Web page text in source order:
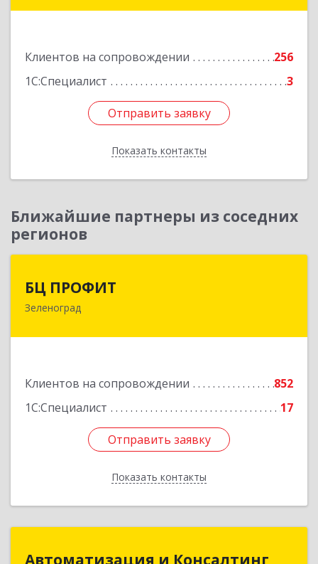
Клиентов на сопровождении
256
1С:Специалист
3
Отправить заявку
Показать контакты
Отправить заявку
Назад
Ближайшие партнеры из соседних
регионов
БЦ ПРОФИТ
Зеленоград
Клиентов на сопровождении
852
1С:Специалист
17
Отправить заявку
Показать контакты
124482, Москва г, Зеленоград г, корпус 340,
Отправить заявку
Назад
Автоматизация и Консалтинг